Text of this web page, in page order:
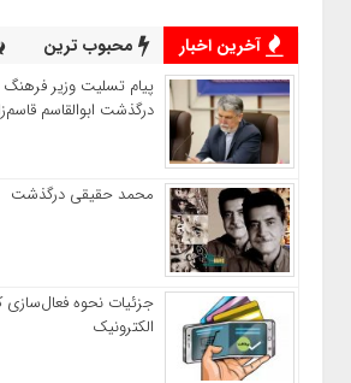
آخرین اخبار محبوب ترین
پیام تسلیت وزیر
درگذشت ابوالقاسم
محمد حقیقی درگذشت
جزئیات نحوه
الکترونیک